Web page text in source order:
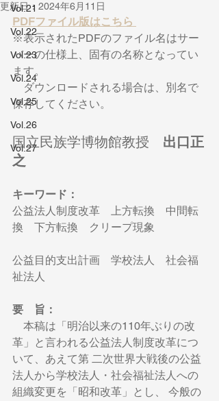
Vol.21
Vol.22
Vol.23
Vol.24
Vol.25
Vol.26
Vol.27
更新日： 2024年6月11日
PDFファイル版はこちら
※表示されたPDFのファイル名はサー
バーの仕様上、固有の名称となってい
ます。
ダウンロードされる場合は、別名で
保存してください。
国立民族学博物館教授 出口正
之
キーワード：
公益法人制度改革　上方転換　中間転
換　下方転換　クリープ現象
公益目的支出計画　学校法人　社会福
祉法人
要　旨：
本稿は「明治以来の110年ぶりの改
革」と言われる公益法人制度改革につ
いて、あえて第 二次世界大戦後の公益
法人から学校法人・社会福祉法人への
組織変更を「昭和改革」とし、 今般の